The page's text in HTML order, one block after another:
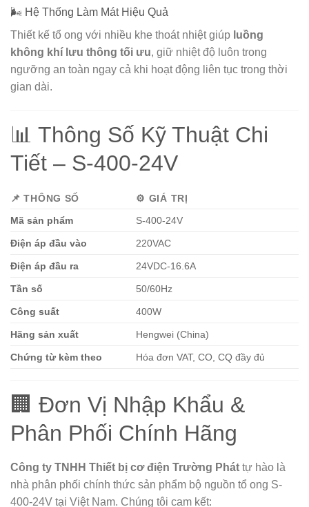
🌬️ Hệ Thống Làm Mát Hiệu Quả
Thiết kế tổ ong với nhiều khe thoát nhiệt giúp luồng
không khí lưu thông tối ưu, giữ nhiệt độ luôn trong
ngưỡng an toàn ngay cả khi hoạt động liên tục trong thời
gian dài.
📊 Thông Số Kỹ Thuật Chi
Tiết – S-400-24V
📌 THÔNG SỐ
⚙️ GIÁ TRỊ
Mã sản phẩm
S-400-24V
Điện áp đầu vào 220VAC
Điện áp đầu ra 24VDC-16.6A
Tần số 50/60Hz
Công suất 400W
Hãng sản xuất Hengwei (China)
Chứng từ kèm theo Hóa đơn VAT, CO, CQ đầy đủ
🏢 Đơn Vị Nhập Khẩu &
Phân Phối Chính Hãng
Công ty TNHH Thiết bị cơ điện Trường Phát tự hào là
nhà phân phối chính thức sản phẩm bộ nguồn tổ ong S-
400-24V tại Việt Nam. Chúng tôi cam kết: